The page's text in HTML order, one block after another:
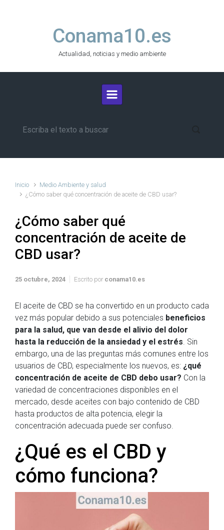
Conama10.es
Actualidad, noticias y medio ambiente
Inicio
Medio Ambiente y salud
¿Cómo saber qué concentración de aceite de CBD usar?
¿Cómo saber qué
concentración de aceite de
CBD usar?
25 octubre, 2024 Escrito por conama10.es
El aceite de CBD se ha convertido en un producto cada
vez más popular debido a sus potenciales beneficios
para la salud, que van desde el alivio del dolor
hasta la reducción de la ansiedad y el estrés. Sin
embargo, una de las preguntas más comunes entre los
usuarios de CBD, especialmente los nuevos, es: ¿qué
concentración de aceite de CBD debo usar? Con la
variedad de concentraciones disponibles en el
mercado, desde aceites con bajo contenido de CBD
hasta productos de alta potencia, elegir la
concentración adecuada puede ser confuso.
¿Qué es el CBD y
cómo funciona?